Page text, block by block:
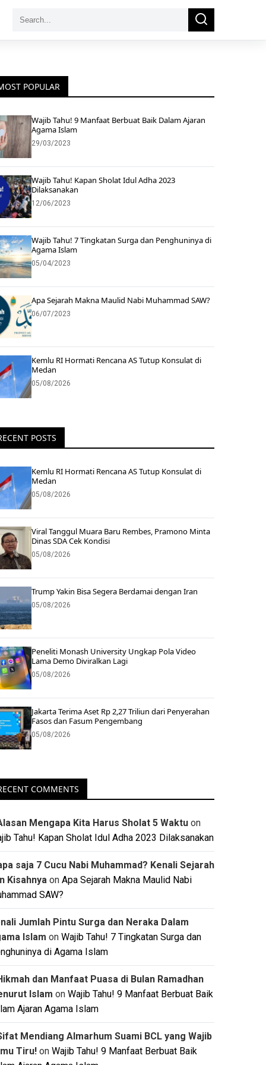
Search
Search
POPULAR
Wajib Tahu! 9 Manfaat Berbuat Baik Dalam Ajaran
Agama Islam
29/03/2023
Wajib Tahu! Kapan Sholat Idul Adha 2023
Dilaksanakan
12/06/2023
Wajib Tahu! 7 Tingkatan Surga dan Penghuninya di
Agama Islam
05/04/2023
Apa Sejarah Makna Maulid Nabi Muhammad SAW?
06/07/2023
Kemlu RI Hormati Rencana AS Tutup Konsulat di
Medan
05/08/2026
POSTS
Kemlu RI Hormati Rencana AS Tutup Konsulat di
Medan
05/08/2026
Viral Tanggul Muara Baru Rembes, Pramono Minta
Dinas SDA Cek Kondisi
05/08/2026
Trump Yakin Bisa Segera Berdamai dengan Iran
05/08/2026
Peneliti Monash University Ungkap Pola Video
Lama Demo Diviralkan Lagi
05/08/2026
Jakarta Terima Aset Rp 2,27 Triliun dari Penyerahan
Fasos dan Fasum Pengembang
05/08/2026
COMMENTS
Mengapa Kita Harus Sholat 5 Waktu on
Tahu! Kapan Sholat Idul Adha 2023 Dilaksanakan
saja 7 Cucu Nabi Muhammad? Kenali Sejarah
Kisahnya on Apa Sejarah Makna Maulid Nabi
SAW?
Jumlah Pintu Surga dan Neraka Dalam
Islam on Wajib Tahu! 7 Tingkatan Surga dan
di Agama Islam
dan Manfaat Puasa di Bulan Ramadhan
Islam on Wajib Tahu! 9 Manfaat Berbuat Baik
Ajaran Agama Islam
Mendiang Almarhum Suami BCL yang Wajib
Tiru! on Wajib Tahu! 9 Manfaat Berbuat Baik